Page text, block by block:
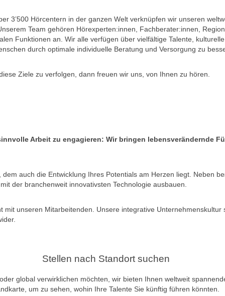
3’500 Hörcentern in der ganzen Welt verknüpfen wir unseren
Team gehören Hörexperten:innen, Fachberater:innen,
Funktionen an. Wir alle verfügen über vielfältige Talente,
durch optimale individuelle Beratung und Versorgung zu
Ziele zu verfolgen, dann freuen wir uns, von Ihnen zu hören.
Arbeit zu engagieren: Wir bringen lebensverändernde
auch die Entwicklung Ihres Potentials am Herzen liegt. Neben
der branchenweit innovativsten Technologie ausbauen.
mit unseren Mitarbeitenden. Unsere integrative
Stellen nach Standort suchen
global verwirklichen möchten, wir bieten Ihnen weltweit
um zu sehen, wohin Ihre Talente Sie künftig führen könnten.